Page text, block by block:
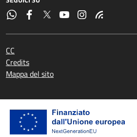
CC
Credits
Mappa del sito